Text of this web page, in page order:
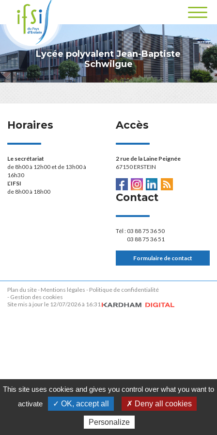
Lycée polyvalent Jean-Baptiste
Schwilgue
Horaires
Le secrétariat
de 8h00 à 12h00 et de 13h00 à
16h30
L’IFSI
de 8h00 à 18h00
Accès
2 rue de la Laine Peignée
67150 ERSTEIN
Contact
Tél : 03 88 75 36 50
03 88 75 36 51
Formulaire de contact
Plan du site Mentions légales
Politique de confidentialité
Gestion des cookies
Site mis à jour le 12/07/2026 à 16:31
This site uses cookies and gives you control over what you want to
activate
✓ OK, accept all ✗ Deny all cookies
Personalize